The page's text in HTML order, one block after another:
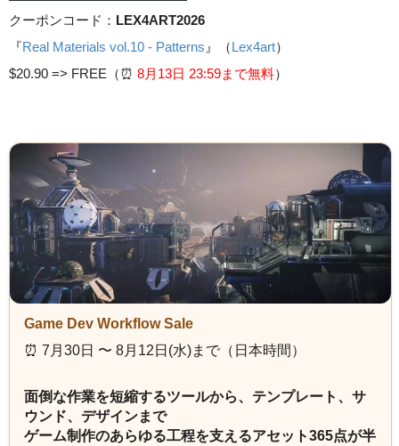
クーポンコード： LEX4ART2026
『Real Materials vol.10 - Patterns 』（Lex4art）
$20.90 => FREE（⏰️ 8月13日 23:59まで無料）
Game Dev Workflow Sale
⏰️ 7月30日 〜 8月12日(水)まで（日本時間）
面倒な作業を短縮するツールから、テンプレート、サ
ウンド、デザインまで
ゲーム制作のあらゆる工程を支えるアセット365点が半